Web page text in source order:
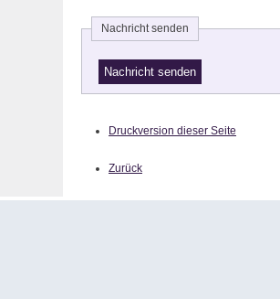
Nachricht senden
Druckversion dieser Seite
Zurück